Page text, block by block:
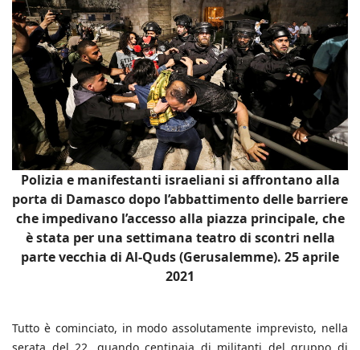
Polizia e manifestanti israeliani si affrontano alla
porta di Damasco dopo l’abbattimento delle barriere
che impedivano l’accesso alla piazza principale, che
è stata per una settimana teatro di scontri nella
parte vecchia di Al-Quds (Gerusalemme). 25 aprile
2021
Tutto è cominciato, in modo assolutamente imprevisto, nella